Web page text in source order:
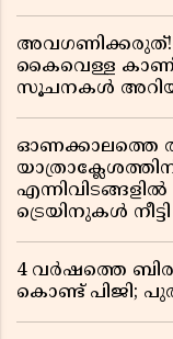
അവഗണിക്കരുത്!
കൈവെള്ള
സൂചനകൾ
ഓണക്കാലത്തെ
ട്രെയിനുകൾ നീട്ടി
4 വർഷത്തെ
കൊണ്ട് പിജി;